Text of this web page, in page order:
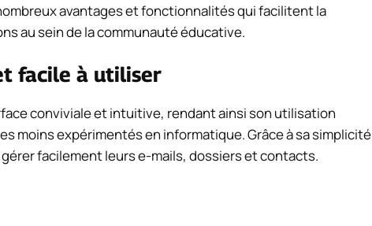
avantages et fonctionnalités qui facilitent la
au sein de la communauté éducative.
facile à utiliser
conviviale et intuitive, rendant ainsi son utilisation
moins expérimentés en informatique. Grâce à sa simplicité
facilement leurs e-mails, dossiers et contacts.